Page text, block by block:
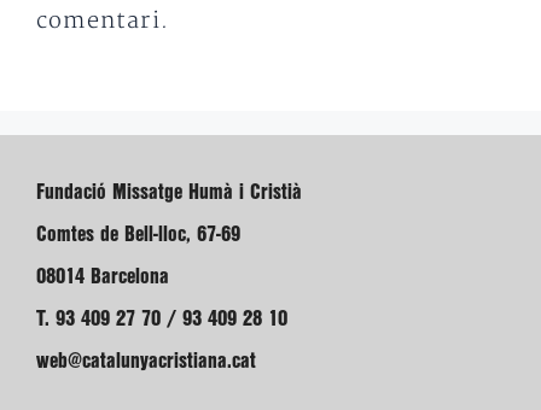
comentari.
Fundació Missatge Humà i Cristià
Comtes de Bell-lloc, 67-69
08014 Barcelona
T. 93 409 27 70 / 93 409 28 10
web@catalunyacristiana.cat